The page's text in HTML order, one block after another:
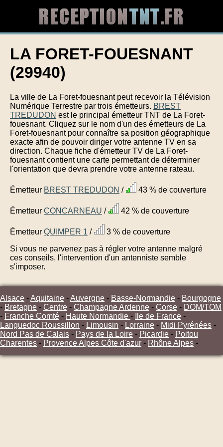
LA FORET-FOUESNANT
(29940)
La ville de La Foret-fouesnant peut recevoir la Télévision
Numérique Terrestre par trois émetteurs. BREST
TREDUDON est le principal émetteur TNT de La Foret-
fouesnant. Cliquez sur le nom d'un des émetteurs de La
Foret-fouesnant pour connaître sa position géographique
exacte afin de pouvoir diriger votre antenne TV en sa
direction. Chaque fiche d'émetteur TV de La Foret-
fouesnant contient une carte permettant de déterminer
l'orientation que devra prendre votre antenne rateau.
Émetteur BREST TREDUDON / 43 % de couverture
Émetteur CONCARNEAU / 42 % de couverture
Émetteur QUIMPER 1 /
3 % de couverture
Si vous ne parvenez pas à régler votre antenne malgré
ces conseils, l'intervention d'un antenniste semble
s'imposer.
Alsace -Aquitaine -Auvergne - Basse-Normandie - Bourgogne
- Bretagne - Centre - Champagne Ardenne - Corse - DOM/TOM
- Franche Comté - Haute Normandie - Ile de France -
Languedoc Roussillon - Limousin - Lorraine - Midi Pyrénées -
Nord Pas de Calais - Pays de la Loire - Picardie - Poitou
Charentes - Provence Alpes Côte d'azur - Rhône Alpes -